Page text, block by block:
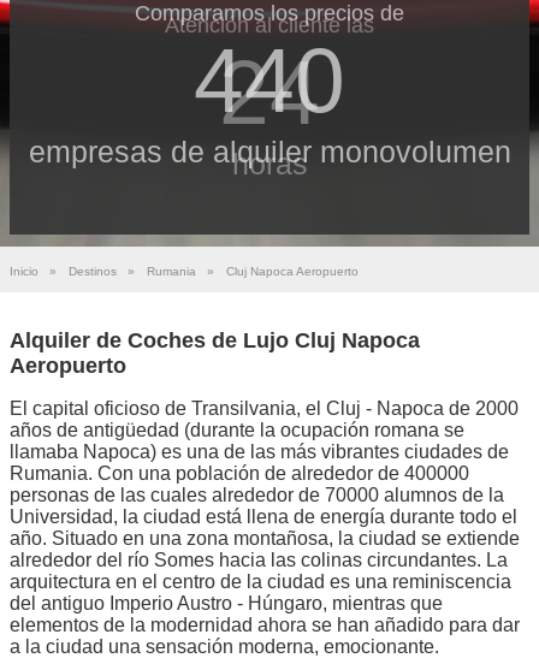
Comparamos los precios de
440
empresas de alquiler monovolumen
Atención al cliente las
24
horas
Inicio » Destinos » Rumania » Cluj Napoca Aeropuerto
Alquiler de Coches de Lujo Cluj Napoca
Aeropuerto
El capital oficioso de Transilvania, el Cluj - Napoca de 2000
años de antigüedad (durante la ocupación romana se
llamaba Napoca) es una de las más vibrantes ciudades de
Rumania. Con una población de alrededor de 400000
personas de las cuales alrededor de 70000 alumnos de la
Universidad, la ciudad está llena de energía durante todo el
año. Situado en una zona montañosa, la ciudad se extiende
alrededor del río Somes hacia las colinas circundantes. La
arquitectura en el centro de la ciudad es una reminiscencia
del antiguo Imperio Austro - Húngaro, mientras que
elementos de la modernidad ahora se han añadido para dar
a la ciudad una sensación moderna, emocionante.